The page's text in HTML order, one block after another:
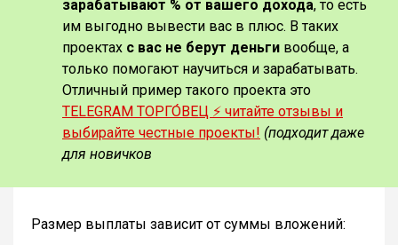
зарабатывают % от вашего дохода, то есть
им выгодно вывести вас в плюс. В таких
проектах с вас не берут деньги вообще, а
только помогают научиться и зарабатывать.
Отличный пример такого проекта это
TELEGRAM ТОРГО́ВЕЦ ⚡️ читайте отзывы и
выбирайте честные проекты! (подходит даже
для новичков
Размер выплаты зависит от суммы вложений: